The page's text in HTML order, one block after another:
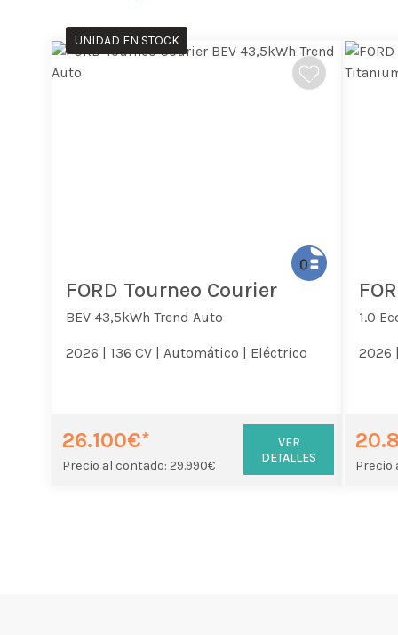
UNIDAD EN STOCK
FORD Tourneo Courier
BEV 43,5kWh Trend Auto
2026 | 136 CV | Automático | Eléctrico
26.100€*
Precio al contado: 29.990€
VER
DETALLES
1.0
2026
Precio